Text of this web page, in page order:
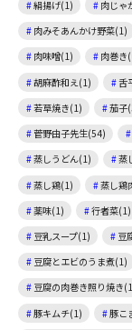
絹揚げ(1) 肉じゃ
肉みそあんかけ野菜(1)
肉味噌(1)
肉巻き
胡麻酢和え(1)
舌
若草焼き(1)
茄子
菅野由子先生(54)
蒸しうどん(1)
蒸
蒸し鶏(1)
蒸し鶏
薬味(1)
行者菜(1)
豆乳スープ(1)
豆
豆腐とエビのうま煮(1)
豆腐の肉巻き照り焼き
豚キムチ(1)
豚こ